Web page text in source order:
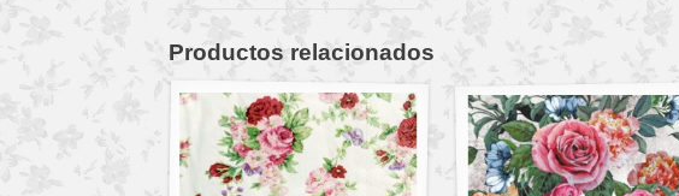
Productos relacionados